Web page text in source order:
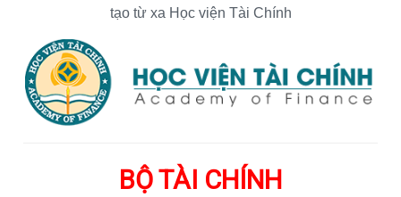
tạo từ xa Học viện Tài Chính
BỘ TÀI CHÍNH